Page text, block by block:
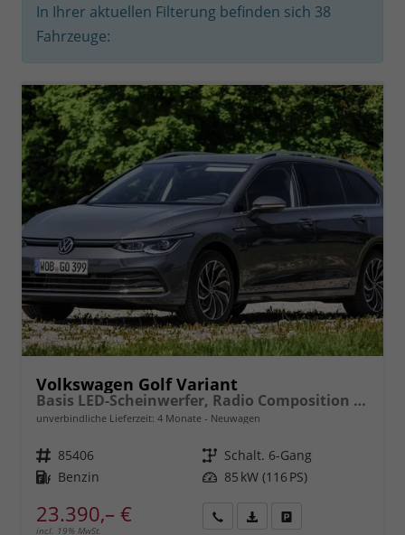
In Ihrer aktuellen Filterung befinden sich 38
Fahrzeuge:
Volkswagen Golf Variant
Basis LED-Scheinwerfer, Radio Composition 10,3" + Wireless App-Connect, Parksensoren vorne und hinten, Climatronic, M-Lederlenkrad, Digitales Cockpit, Reserverad, Dachreling uvm.
unverbindliche Lieferzeit: 4 Monate Neuwagen
Fahrzeugnr. 85406 Getriebe Schalt. 6-Gang
Kraftstoff Benzin Leistung 85 kW (116 PS)
23.390,– €
incl. 19% MwSt.